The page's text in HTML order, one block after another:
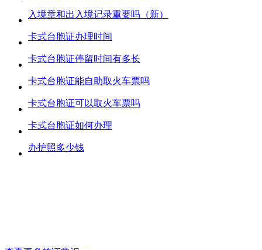
入境章和出入境记录重要吗（新）
卡式台胞证办理时间
卡式台胞证停留时间有多长
卡式台胞证能自助取火车票吗
卡式台胞证可以取火车票吗
卡式台胞证如何办理
办护照多少钱